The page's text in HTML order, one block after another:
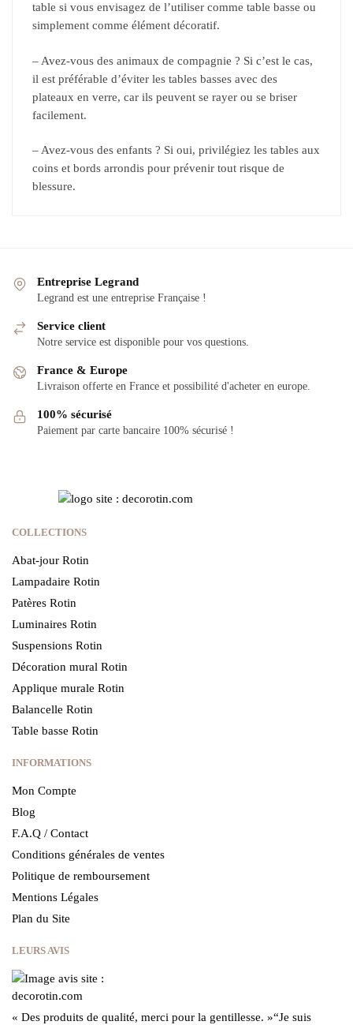
table si vous envisagez de l’utiliser comme table basse ou
simplement comme élément décoratif.
– Avez-vous des animaux de compagnie ? Si c’est le cas,
il est préférable d’éviter les tables basses avec des
plateaux en verre, car ils peuvent se rayer ou se briser
facilement.
– Avez-vous des enfants ? Si oui, privilégiez les tables aux
coins et bords arrondis pour prévenir tout risque de
blessure.
Entreprise Legrand
Legrand est une entreprise Française !
Service client
Notre service est disponible pour vos questions.
France & Europe
Livraison offerte en France et possibilité d'acheter en europe.
100% sécurisé
Paiement par carte bancaire 100% sécurisé !
COLLECTIONS
Abat-jour Rotin
Lampadaire Rotin
Patères Rotin
Luminaires Rotin
Suspensions Rotin
Décoration mural Rotin
Applique murale Rotin
Balancelle Rotin
Table basse Rotin
INFORMATIONS
Mon Compte
Blog
F.A.Q / Contact
Conditions générales de ventes
Politique de remboursement
Mentions Légales
Plan du Site
LEURS AVIS
« Des produits de qualité, merci pour la gentillesse. »“Je suis